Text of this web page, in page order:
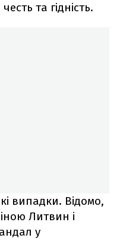
та гідність.
випадки. Відомо,
Литвин і
у